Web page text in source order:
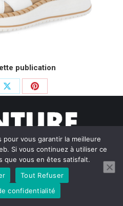
publication
PartagerPartager
Pinterest
Dream-Theme — truly
themes
BAS
vous garantir la meilleure
Si vous continuez à utiliser ce
que vous en êtes satisfait.
Tout Refuser
confidentialité